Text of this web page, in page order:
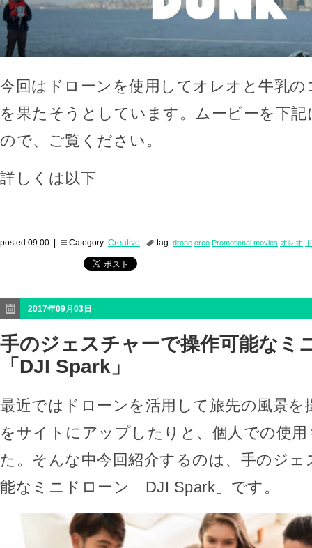
今回はドローンを使用してオレオと牛乳
を果たそうとしています。ムービーを下
ので、ご覧ください。
詳しくは以下
posted 09:00 | Category: Creative tag: drone oreo Promotional movies オレオ
2017年09月03日
手のジェスチャーで操作可能なミ
「DJI Spark」
最近ではドローンを活用して旅先の風景を
をサイトにアップしたりと、個人での使
た。そんな中今回紹介するのは、手のジェ
能なミニドローン「DJI Spark」です。